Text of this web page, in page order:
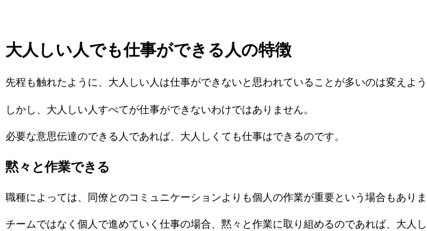
大人しい人でも仕事ができる人の特徴
先程も触れたように、大人しい人は仕事ができないと思われていることが多いのは変えよう
しかし、大人しい人すべてが仕事ができないわけではありません。
必要な意思伝達のできる人であれば、大人しくても仕事はできるのです。
黙々と作業できる
職種によっては、同僚とのコミュニケーションよりも個人の作業が重要という場合もありま
チームではなく個人で進めていく仕事の場合、黙々と作業に取り組めるのであれば、大人